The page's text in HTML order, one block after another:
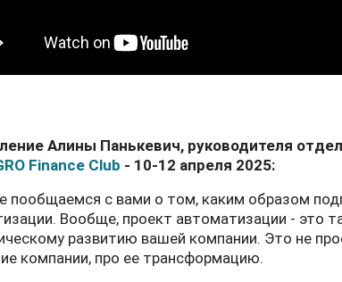
Алины Панькевич, руководителя
Finance Club - 10-12 апреля 2025:
пообщаемся с вами о том, каким образом
Вообще, проект автоматизации - это
развитию вашей компании. Это не
компании, про ее трансформацию.